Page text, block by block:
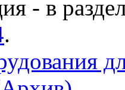
- в
.